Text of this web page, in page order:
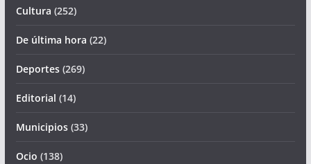
Cultura (252)
De última hora (22)
Deportes(269)
Editorial (14)
Municipios(33)
Ocio (138)